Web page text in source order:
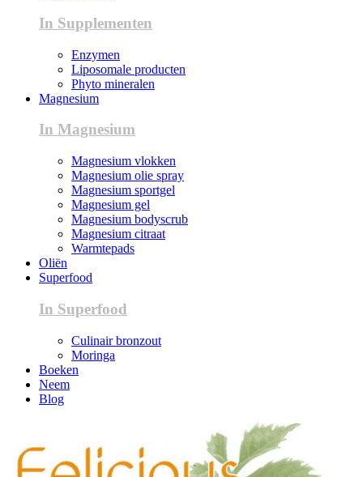
In Supplementen
Enzymen
Liposomale producten
Phyto mineralen
Magnesium
In Magnesium
Magnesium vlokken
Magnesium olie spray
Magnesium sportgel
Magnesium gel
Magnesium bodyscrub
Magnesium citraat
Warmtepads
Oliën
Superfood
In Superfood
Culinair bronzout
Moringa
Boeken
Neem
Blog